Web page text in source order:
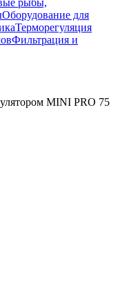
рыбы,
Оборудование для
Терморегуляция
Фильтрация и
MINI PRO 75